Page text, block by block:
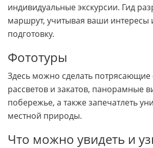
индивидуальные экскурсии. Гид
маршрут, учитывая ваши интересы
подготовку.
Фототуры
Здесь можно сделать потрясающие
рассветов и закатов, панорамные
побережье, а также запечатлеть
местной природы.
Что можно увидеть и